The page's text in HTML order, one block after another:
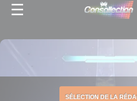
☰
SÉLECTION DE LA
Panneau de gestion des cookies